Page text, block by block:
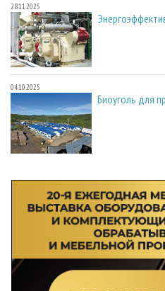
28.11.2025
04.10.2025
Биоуголь для